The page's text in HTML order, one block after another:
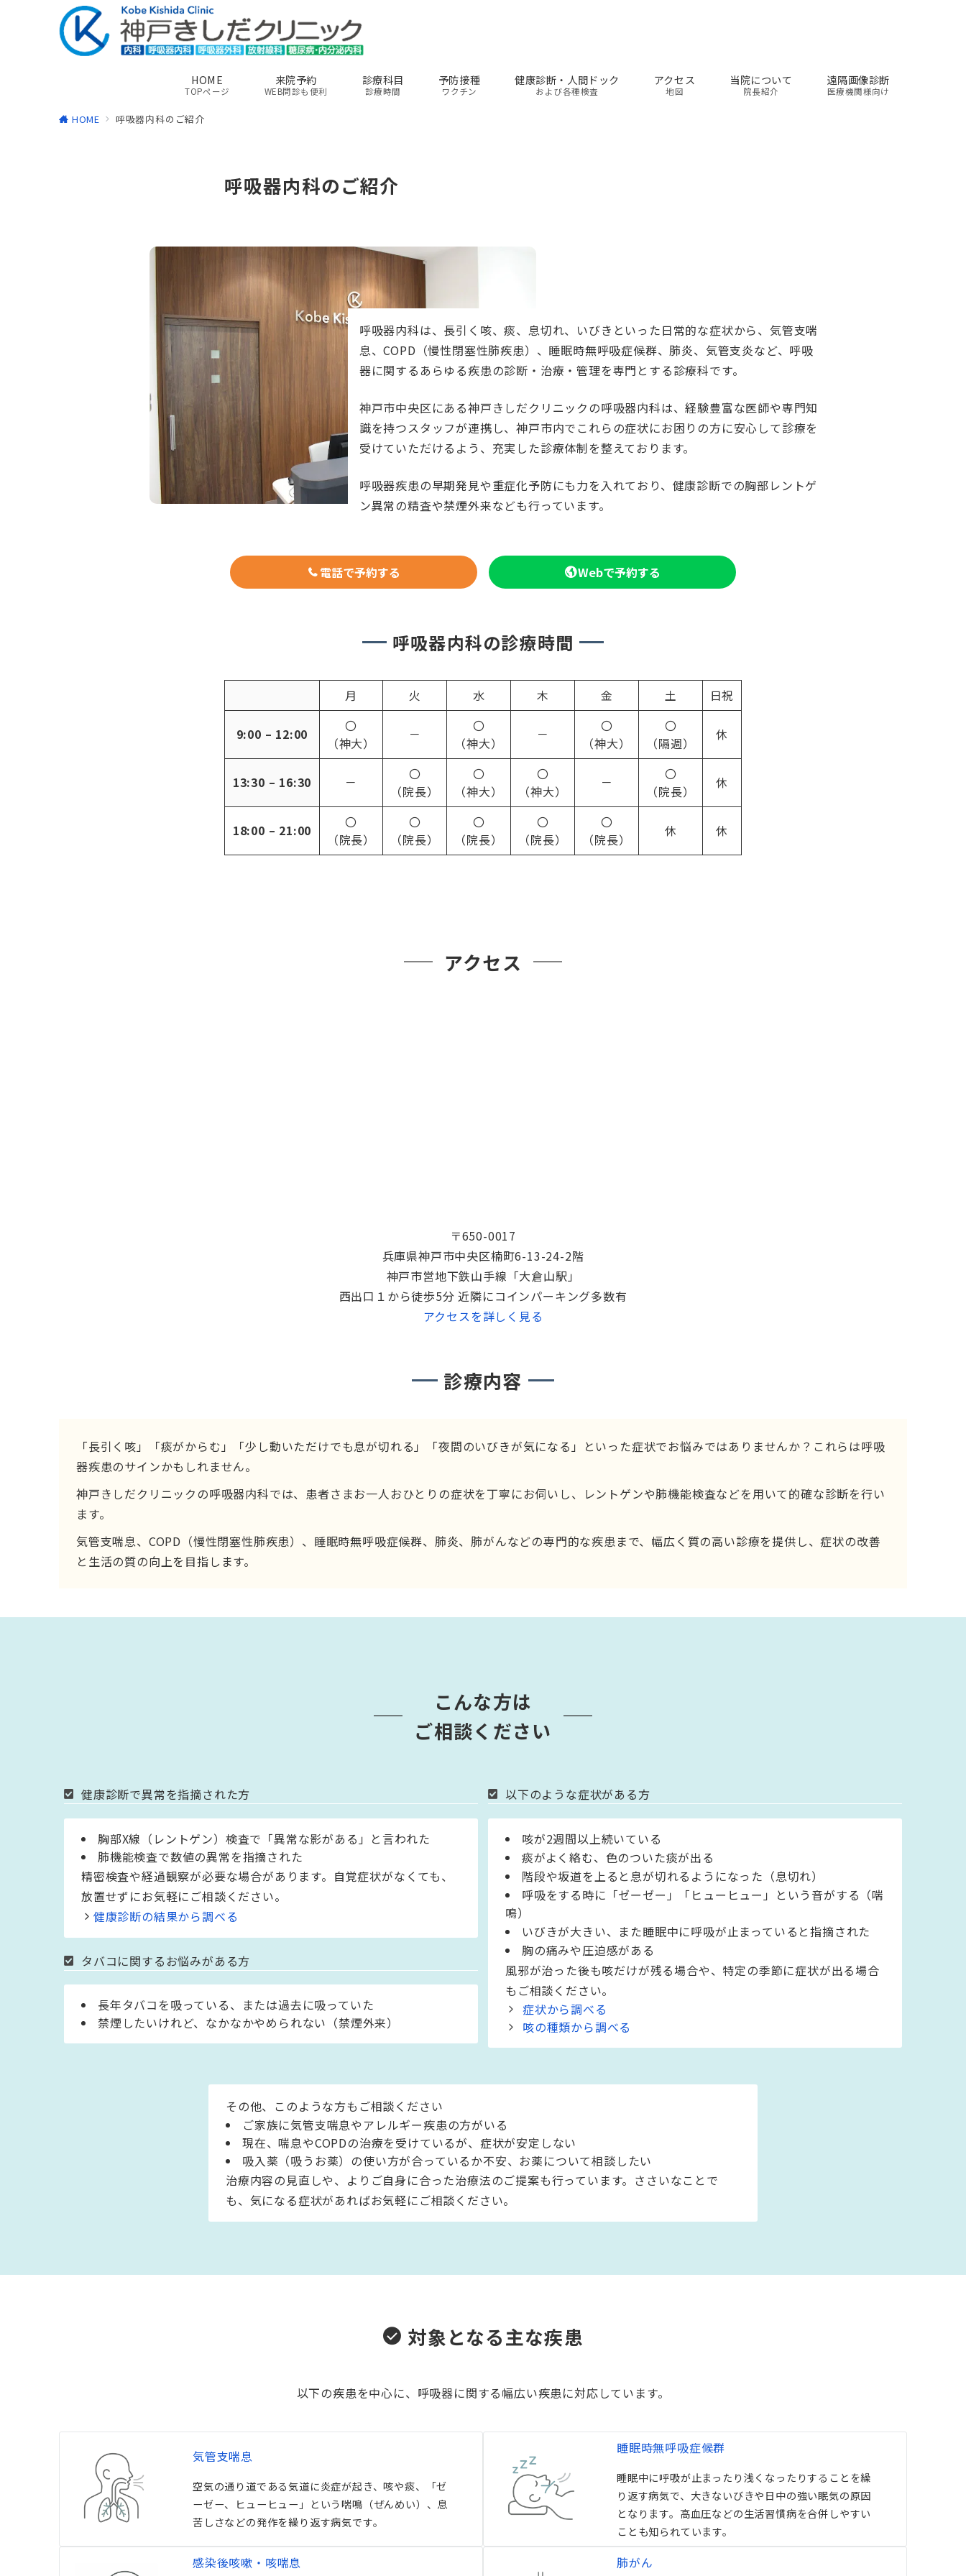
HOME
TOPページ
来院予約
WEB問診も便利
診療科目
診療時間
予防接種
ワクチン
健康診断・人間ドック
および各種検査
アクセス
地図
当院について
院長紹介
遠隔画像診断
医療機関様向け
HOME 呼吸器内科のご紹介
呼吸器内科のご紹介
呼吸器内科は、長引く咳、痰、息切れ、いびきといった日常的な症状から、気管支喘
息、COPD（慢性閉塞性肺疾患）、睡眠時無呼吸症候群、肺炎、気管支炎など、呼吸
器に関するあらゆる疾患の診断・治療・管理を専門とする診療科です。
神戸市中央区にある神戸きしだクリニックの呼吸器内科は、経験豊富な医師や専門知
識を持つスタッフが連携し、神戸市内でこれらの症状にお困りの方に安心して診療を
受けていただけるよう、充実した診療体制を整えております。
呼吸器疾患の早期発見や重症化予防にも力を入れており、健康診断での胸部レントゲ
ン異常の精査や禁煙外来なども行っています。
電話で予約する Webで予約する
呼吸器内科の診療時間
月 火 水 木 金 土 日祝
9:00 – 12:00
〇
（神大）
－
〇
（神大）
－
〇
（神大）
〇
（隔週）
休
13:30 – 16:30 －
〇
（院長）
〇
（神大）
〇
（神大）
－
〇
（院長）
休
18:00 – 21:00
〇
（院長）
〇
（院長）
〇
（院長）
〇
（院長）
〇
（院長）
休 休
アクセス
〒650-0017
兵庫県神戸市中央区楠町6-13-24-2階
神戸市営地下鉄山手線「大倉山駅」
西出口１から徒歩5分 近隣にコインパーキング多数有
アクセスを詳しく見る
診療内容
「長引く咳」「痰がからむ」「少し動いただけでも息が切れる」「夜間のいびきが気になる」といった症状でお悩みではありませんか？これらは呼吸
器疾患のサインかもしれません。
神戸きしだクリニックの呼吸器内科では、患者さまお一人おひとりの症状を丁寧にお伺いし、レントゲンや肺機能検査などを用いて的確な診断を行い
ます。
気管支喘息、COPD（慢性閉塞性肺疾患）、睡眠時無呼吸症候群、肺炎、肺がんなどの専門的な疾患まで、幅広く質の高い診療を提供し、症状の改善
と生活の質の向上を目指します。
こんな方は
ご相談ください
健康診断で異常を指摘された方
胸部X線（レントゲン）検査で「異常な影がある」と言われた
肺機能検査で数値の異常を指摘された
精密検査や経過観察が必要な場合があります。自覚症状がなくても、
放置せずにお気軽にご相談ください。
健康診断の結果から調べる
タバコに関するお悩みがある方
長年タバコを吸っている、または過去に吸っていた
禁煙したいけれど、なかなかやめられない（禁煙外来）
以下のような症状がある方
咳が2週間以上続いている
痰がよく絡む、色のついた痰が出る
階段や坂道を上ると息が切れるようになった（息切れ）
呼吸をする時に「ゼーゼー」「ヒューヒュー」という音がする（喘
鳴）
いびきが大きい、また睡眠中に呼吸が止まっていると指摘された
胸の痛みや圧迫感がある
風邪が治った後も咳だけが残る場合や、特定の季節に症状が出る場合
もご相談ください。
症状から調べる
咳の種類から調べる
その他、このような方もご相談ください
ご家族に気管支喘息やアレルギー疾患の方がいる
現在、喘息やCOPDの治療を受けているが、症状が安定しない
吸入薬（吸うお薬）の使い方が合っているか不安、お薬について相談したい
治療内容の見直しや、よりご自身に合った治療法のご提案も行っています。ささいなことで
も、気になる症状があればお気軽にご相談ください。
対象となる主な疾患
以下の疾患を中心に、呼吸器に関する幅広い疾患に対応しています。
気管支喘息
空気の通り道である気道に炎症が起き、咳や痰、「ゼ
ーゼー、ヒューヒュー」という喘鳴（ぜんめい）、息
苦しさなどの発作を繰り返す病気です。
睡眠時無呼吸症候群
睡眠中に呼吸が止まったり浅くなったりすることを繰
り返す病気で、大きないびきや日中の強い眠気の原因
となります。高血圧などの生活習慣病を合併しやすい
ことも知られています。
感染後咳嗽・咳喘息 肺がん